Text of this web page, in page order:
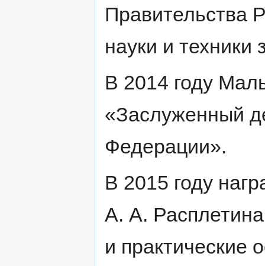
Правительства
науки и техники
В 2014 году
«Заслуженный
Федерации».
В 2015 году
А. А.
и практические